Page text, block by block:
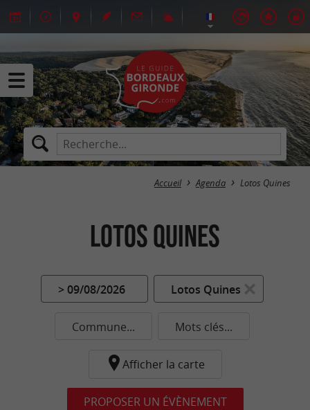
Accueil Agenda Lotos Quines
Lotos Quines
> 09/08/2026 Lotos Quines
Commune... Mots clés...
Afficher la carte
PROPOSER UN ÉVÈNEMENT